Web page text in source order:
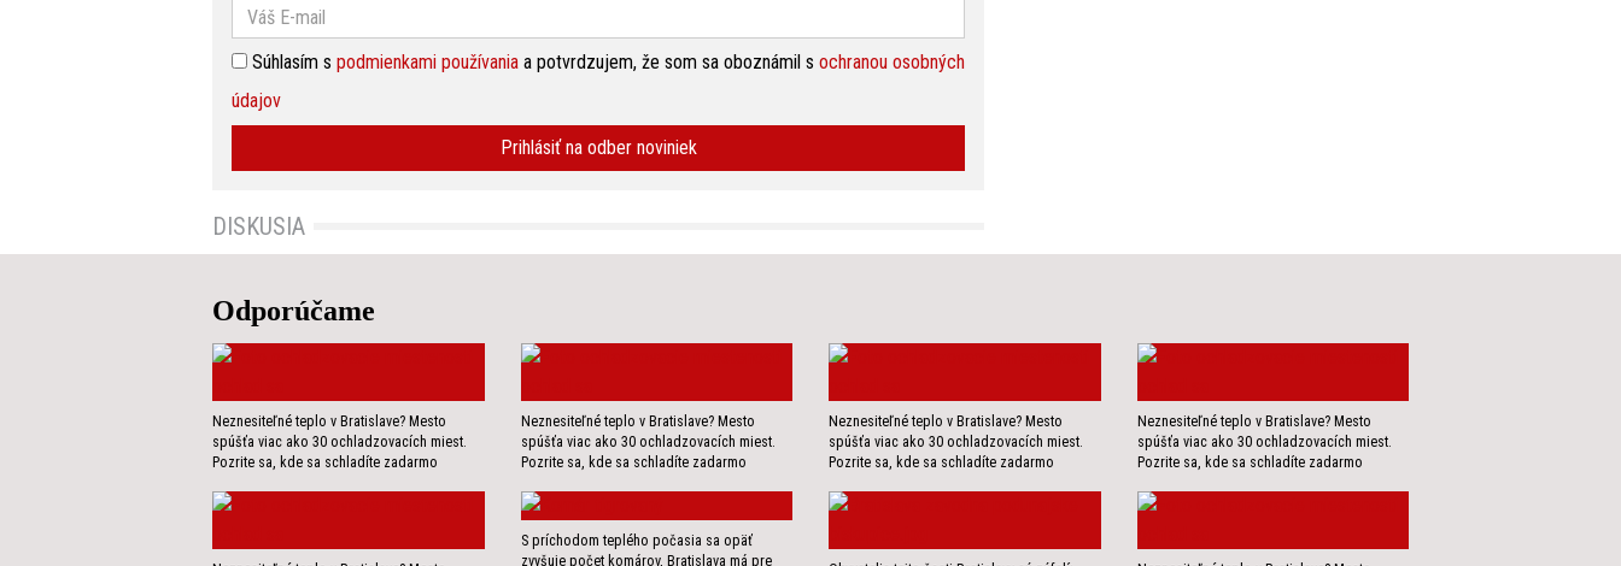
Súhlasím s podmienkami používania a potvrdzujem, že som sa oboznámil s ochranou osobných
údajov
Prihlásiť na odber noviniek
DISKUSIA
Odporúčame
Neznesiteľné teplo v Bratislave? Mesto
spúšťa viac ako 30 ochladzovacích miest.
Pozrite sa, kde sa schladíte zadarmo
Neznesiteľné teplo v Bratislave? Mesto
spúšťa viac ako 30 ochladzovacích miest.
Pozrite sa, kde sa schladíte zadarmo
Neznesiteľné teplo v Bratislave? Mesto
spúšťa viac ako 30 ochladzovacích miest.
Pozrite sa, kde sa schladíte zadarmo
Neznesiteľné teplo v Bratislave? Mesto
spúšťa viac ako 30 ochladzovacích miest.
Pozrite sa, kde sa schladíte zadarmo
S príchodom teplého počasia sa opäť
zvyšuje počet komárov, Bratislava má pre